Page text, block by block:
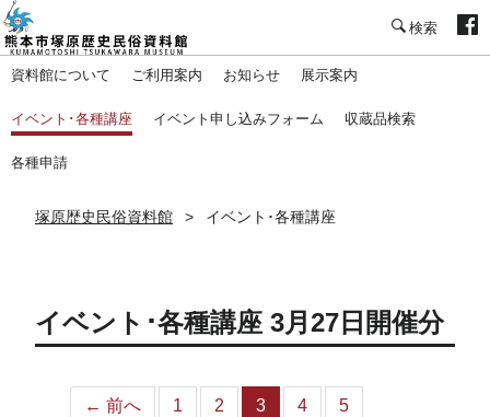
資料館について ご利用案内 お知らせ 展示案内
イベント･各種講座 イベント申し込みフォーム 収蔵品検索
各種申請
塚原歴史民俗資料館 イベント･各種講座
イベント･各種講座 3月27日開催分
← 前へ 1 2 3 4 5